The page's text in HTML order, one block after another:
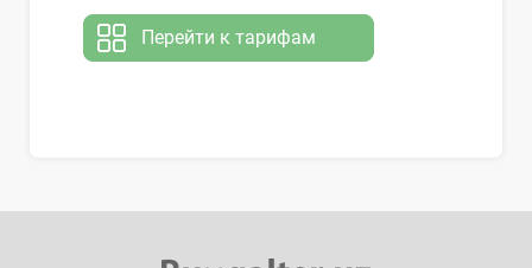
Перейти к тарифам